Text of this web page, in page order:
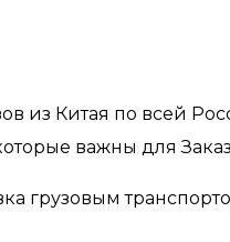
из Китая по всей
важны для
грузовым